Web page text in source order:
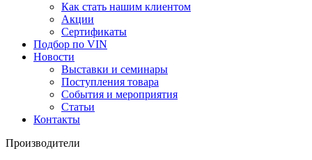
Как стать нашим клиентом
Акции
Сертификаты
Подбор по VIN
Новости
Выставки и семинары
Поступления товара
События и мероприятия
Статьи
Контакты
Производители